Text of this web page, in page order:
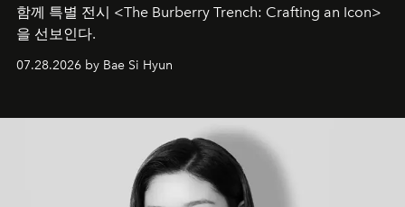
함께 특별 전시 <The Burberry Trench: Crafting an Icon>
을 선보인다.
07.28.2026 by Bae Si Hyun